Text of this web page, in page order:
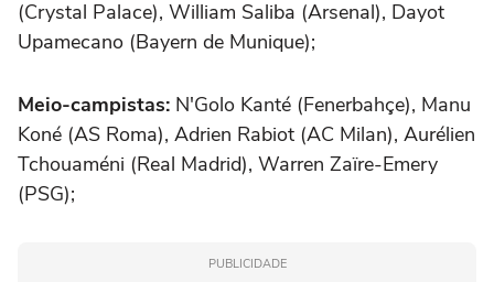
(Crystal Palace), William Saliba (Arsenal), Dayot
Upamecano (Bayern de Munique);
Meio-campistas: N'Golo Kanté (Fenerbahçe), Manu
Koné (AS Roma), Adrien Rabiot (AC Milan), Aurélien
Tchouaméni (Real Madrid), Warren Zaïre-Emery
(PSG);
PUBLICIDADE